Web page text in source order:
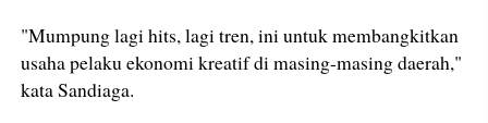
"Mumpung lagi hits, lagi tren, ini untuk membangkitkan
usaha pelaku ekonomi kreatif di masing-masing daerah,"
kata Sandiaga.